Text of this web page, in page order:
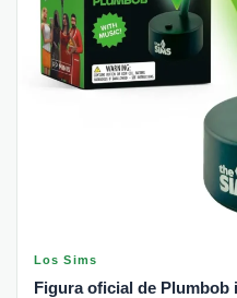
Los Sims
Figura oficial de Plumbob